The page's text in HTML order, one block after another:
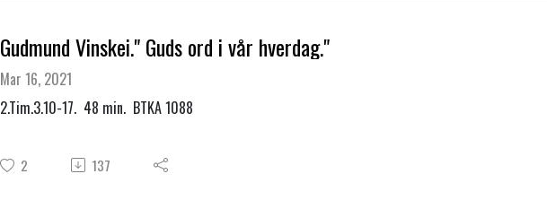
Gudmund Vinskei." Guds ord i vår hverdag."
Mar 16, 2021
2.Tim.3.10-17. 48 min. BTKA 1088
2 137